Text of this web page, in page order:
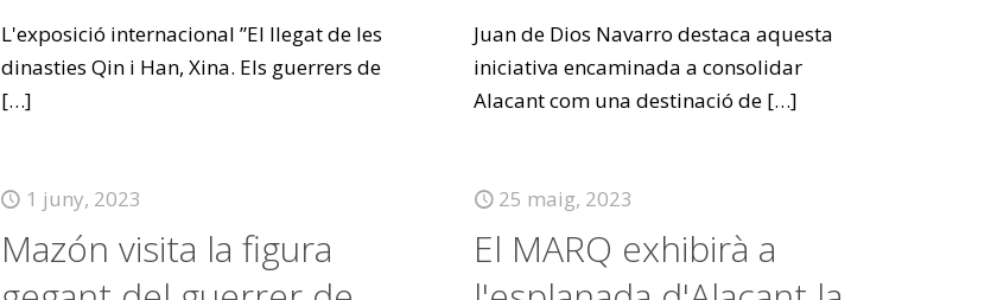
L'exposició internacional ”El llegat de les
dinasties Qin i Han, Xina. Els guerrers de
[…]
Juan de Dios Navarro destaca aquesta
iniciativa encaminada a consolidar
Alacant com una destinació de […]
1 juny, 2023
Mazón visita la figura
25 maig, 2023
El MARQ exhibirà a